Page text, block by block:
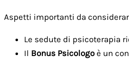
Aspetti importanti da
Le sedute di psicoterapia
Il Bonus Psicologoè un